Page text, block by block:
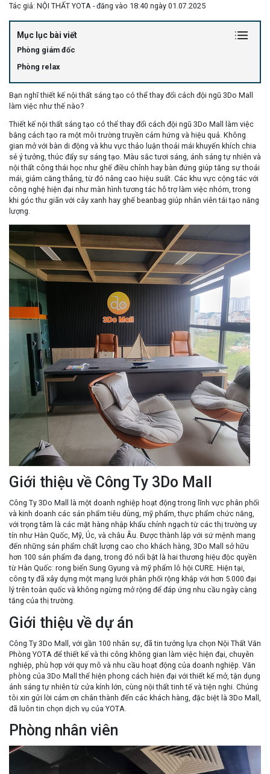
Tác giả: NỘI THẤT YOTA - đăng vào 18:40 ngày 01.07.2025
Mục lục bài viết
Phòng giám đốc
Phòng relax
Bạn nghĩ thiết kế nội thất sáng tạo có thể thay đổi cách đội ngũ 3Do Mall
làm việc như thế nào?
Thiết kế nội thất sáng tạo có thể thay đổi cách đội ngũ 3Do Mall làm việc
bằng cách tạo ra một môi trường truyền cảm hứng và hiệu quả. Không
gian mở với bàn di động và khu vực thảo luận thoải mái khuyến khích chia
sẻ ý tưởng, thúc đẩy sự sáng tạo. Màu sắc tươi sáng, ánh sáng tự nhiên và
nội thất công thái học như ghế điều chỉnh hay bàn đứng giúp tăng sự thoải
mái, giảm căng thẳng, từ đó nâng cao hiệu suất. Các khu vực cộng tác với
công nghệ hiện đại như màn hình tương tác hỗ trợ làm việc nhóm, trong
khi góc thư giãn với cây xanh hay ghế beanbag giúp nhân viên tái tạo năng
lượng.
Giới thiệu về Công Ty 3Do Mall
Công Ty 3Do Mall là một doanh nghiệp hoạt động trong lĩnh vực phân phối
và kinh doanh các sản phẩm tiêu dùng, mỹ phẩm, thực phẩm chức năng,
với trọng tâm là các mặt hàng nhập khẩu chính ngạch từ các thị trường uy
tín như Hàn Quốc, Mỹ, Úc, và châu Âu. Được thành lập với sứ mệnh mang
đến những sản phẩm chất lượng cao cho khách hàng, 3Do Mall sở hữu
hơn 100 sản phẩm đa dạng, trong đó nổi bật là hai thương hiệu độc quyền
từ Hàn Quốc: rong biển Sung Gyung và mỹ phẩm lô hội CURE. Hiện tại,
công ty đã xây dựng một mạng lưới phân phối rộng khắp với hơn 5.000 đại
lý trên toàn quốc và không ngừng mở rộng để đáp ứng nhu cầu ngày càng
tăng của thị trường.
Giới thiệu về dự án
Công Ty 3Do Mall, với gần 100 nhân sự, đã tin tưởng lựa chọn Nội Thất Văn
Phòng YOTA để thiết kế và thi công không gian làm việc hiện đại, chuyên
nghiệp, phù hợp với quy mô và nhu cầu hoạt động của doanh nghiệp. Văn
phòng của 3Do Mall thể hiện phong cách hiện đại với thiết kế mở, tận dụng
ánh sáng tự nhiên từ cửa kính lớn, cùng nội thất tinh tế và tiện nghi. Chúng
tôi xin gửi lời cảm ơn chân thành đến các khách hàng, đặc biệt là 3Do Mall,
đã luôn tin chọn dịch vụ của YOTA.
Phòng nhân viên